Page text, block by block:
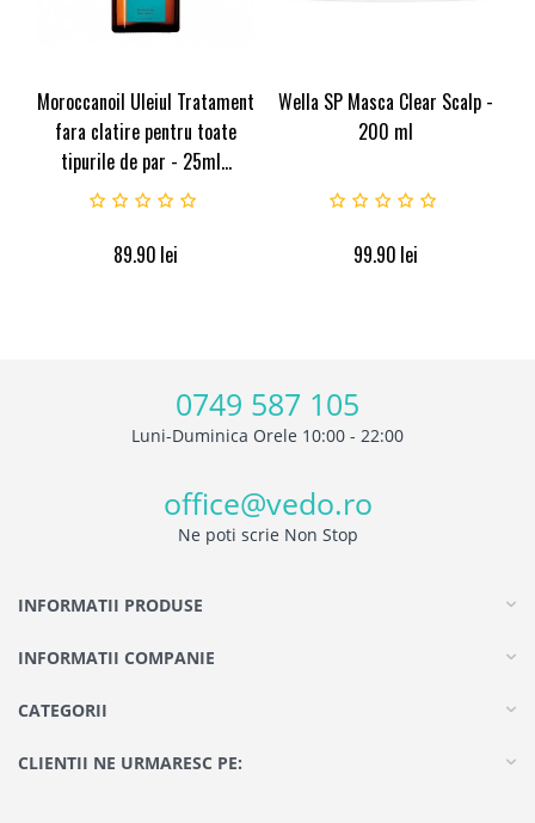
Moroccanoil Uleiul Tratament
fara clatire pentru toate
tipurile de par - 25ml...
89.90 lei
Wella SP Masca Clear Scalp -
200 ml
99.90 lei
0749 587 105
Luni-Duminica Orele 10:00 - 22:00
office@vedo.ro
Ne poti scrie Non Stop
INFORMATII PRODUSE
INFORMATII COMPANIE
CATEGORII
CLIENTII NE URMARESC PE: